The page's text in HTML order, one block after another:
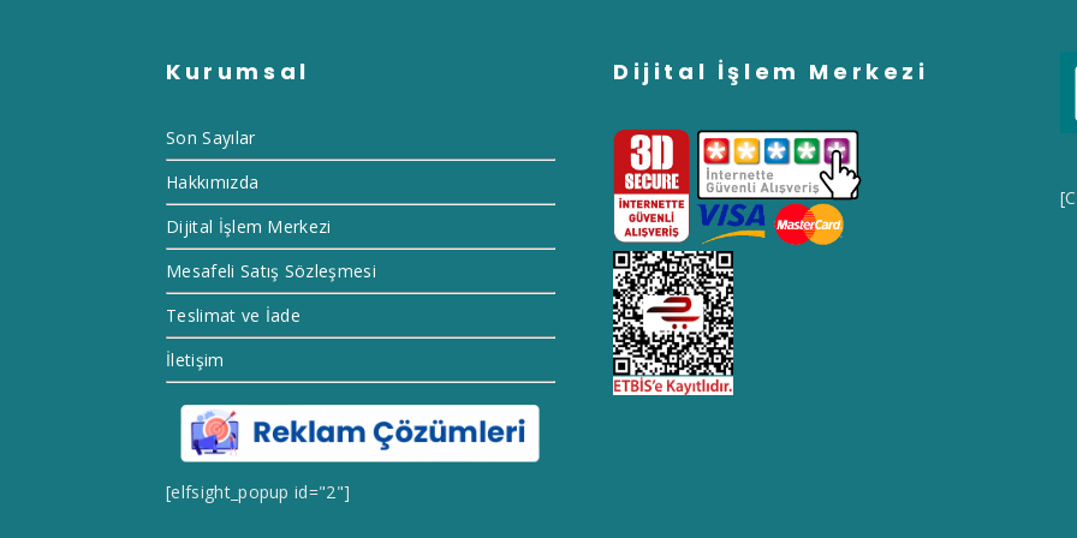
Kurumsal
Son Sayılar
Hakkımızda
Dijital İşlem Merkezi
Mesafeli Satış Sözleşmesi
Teslimat ve İade
İletişim
[elfsight_popup id="2"]
Dijital İşlem Merkezi